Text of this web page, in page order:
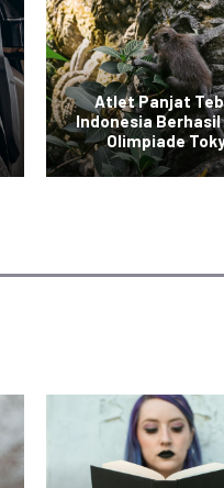
Atlet Panjat
Indonesia
Olimpiade